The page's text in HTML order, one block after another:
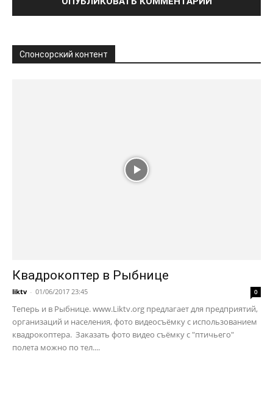
Спонсорский контент
Квадрокоптер в Рыбнице
liktv - 01/06/2017 23:45 0
Теперь и в Рыбнице. www.Liktv.org предлагает для предприятий,
организаций и населения, фото видеосъёмку с использованием
квадрокоптера. Заказать фото видео съёмку с "птичьего"
полета можно по тел....